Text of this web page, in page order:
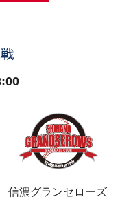
信濃グランセローズ